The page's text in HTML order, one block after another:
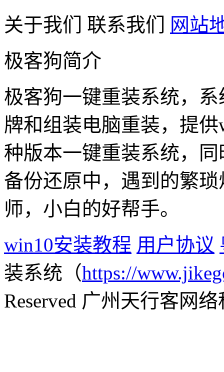
关于我们
联系我们
网站
极客狗简介
极客狗一键重装系统，
牌和组装电脑重装，提
种版本一键重装系统，
备份还原中，遇到的繁
师，小白的好帮手。
win10安装教程 用户协议
装系统（https://
Reserved 广州天行客网